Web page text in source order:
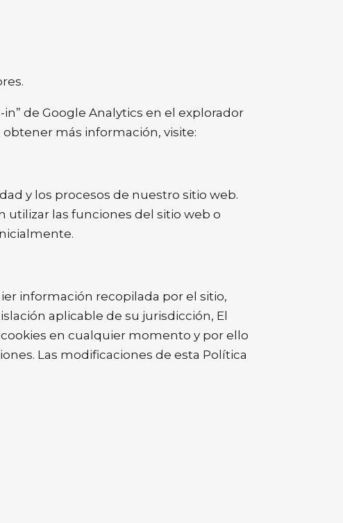
de Google Analytics en el explorador
obtener más información, visite:
y los procesos de nuestro sitio web.
utilizar las funciones del sitio web o
información recopilada por el sitio,
aplicable de su jurisdicción, El
en cualquier momento y por ello
Las modificaciones de esta Política